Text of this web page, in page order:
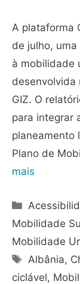
A plataforma
de julho,
à mobilidade
desenvolvida
GIZ. O
para integrar
planeamento
Plano de
mais
Mobilidade
Mobilidade
Albânia,
ciclável,